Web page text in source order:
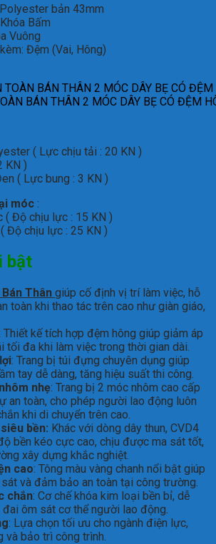
bản 43mm
Bấm
Vuông
Đệm (Vai, Hông)
BÁN THÂN 2 MÓC DÂY BẸ CÓ ĐỆM
( Lực chịu tải : 20 KN )
KN )
( Lực bung : 3 KN )
móc :
( Độ chịu lực : 15 KN )
Độ chịu lực : 25 KN )
bật
Thân giúp cố định vị trí làm việc, hỗ
toàn khi thao tác trên cao như giàn giáo,
Thiết kế tích hợp đệm hông giúp giảm áp
tối đa khi làm việc trong thời gian dài.
: Trang bị túi đựng chuyên dụng giúp
tay dễ dàng, tăng hiệu suất thi công.
nhẹ: Trang bị 2 móc nhôm cao cấp
an toàn, cho phép người lao động luôn
khi di chuyển trên cao.
bền: Khác với dòng dây thun, CVD4
bền kéo cực cao, chịu được ma sát tốt,
xây dựng khắc nghiệt.
cao: Tông màu vàng chanh nổi bật giúp
và đảm bảo an toàn tại công trường.
chắn: Cơ chế khóa kim loại bền bỉ, dễ
ôm sát cơ thể người lao động.
: Lựa chọn tối ưu cho ngành điện lực,
và bảo trì công trình.